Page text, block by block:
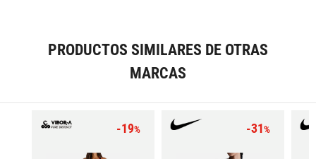
PRODUCTOS SIMILARES DE OTRAS
MARCAS
-19% -31%